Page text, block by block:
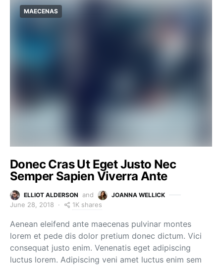
MAECENAS
Donec Cras Ut Eget Justo Nec
Semper Sapien Viverra Ante
ELLIOT ALDERSON and JOANNA WELLICK
June 28, 2018 1K shares
Aenean eleifend ante maecenas pulvinar montes
lorem et pede dis dolor pretium donec dictum. Vici
consequat justo enim. Venenatis eget adipiscing
luctus lorem. Adipiscing veni amet luctus enim sem